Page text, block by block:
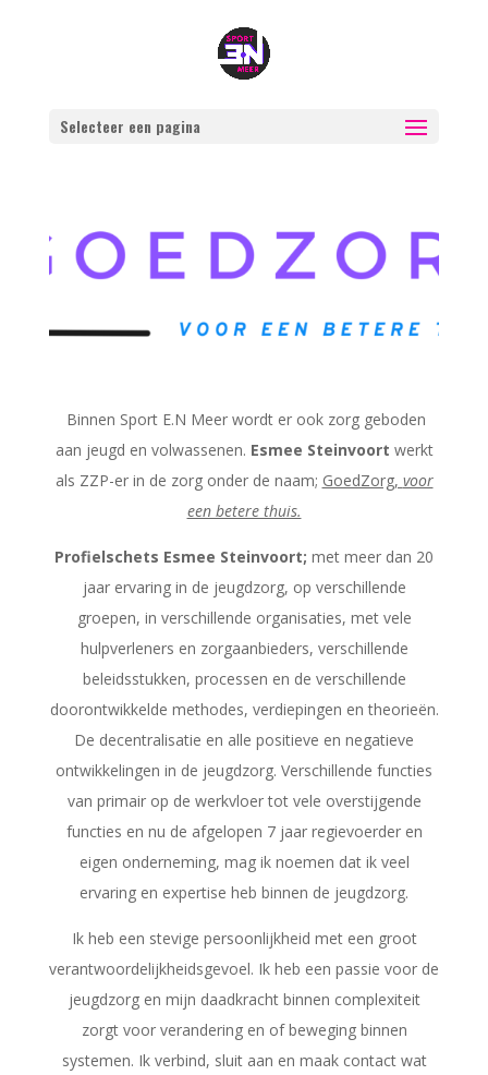
Selecteer een pagina
Binnen Sport E.N Meer wordt er ook zorg geboden
aan jeugd en volwassenen. Esmee Steinvoort werkt
als ZZP-er in de zorg onder de naam; GoedZorg, voor
een betere thuis.
Profielschets Esmee Steinvoort; met meer dan 20
jaar ervaring in de jeugdzorg, op verschillende
groepen, in verschillende organisaties, met vele
hulpverleners en zorgaanbieders, verschillende
beleidsstukken, processen en de verschillende
doorontwikkelde methodes, verdiepingen en theorieën.
De decentralisatie en alle positieve en negatieve
ontwikkelingen in de jeugdzorg. Verschillende functies
van primair op de werkvloer tot vele overstijgende
functies en nu de afgelopen 7 jaar regievoerder en
eigen onderneming, mag ik noemen dat ik veel
ervaring en expertise heb binnen de jeugdzorg.
Ik heb een stevige persoonlijkheid met een groot
verantwoordelijkheidsgevoel. Ik heb een passie voor de
jeugdzorg en mijn daadkracht binnen complexiteit
zorgt voor verandering en of beweging binnen
systemen. Ik verbind, sluit aan en maak contact wat